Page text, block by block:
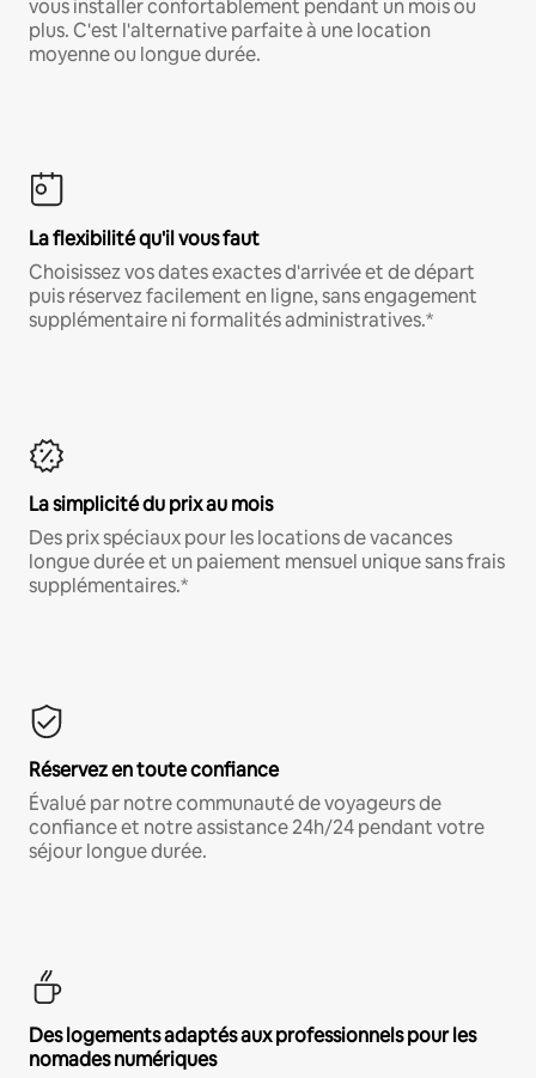
vous installer confortablement pendant un mois ou
plus. C'est l'alternative parfaite à une location
moyenne ou longue durée.
La flexibilité qu'il vous faut
Choisissez vos dates exactes d'arrivée et de départ
puis réservez facilement en ligne, sans engagement
supplémentaire ni formalités administratives.*
La simplicité du prix au mois
Des prix spéciaux pour les locations de vacances
longue durée et un paiement mensuel unique sans frais
supplémentaires.*
Réservez en toute confiance
Évalué par notre communauté de voyageurs de
confiance et notre assistance 24h/24 pendant votre
séjour longue durée.
Des logements adaptés aux professionnels pour les
nomades numériques